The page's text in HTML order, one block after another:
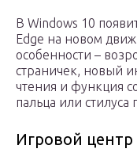
В Windows 10
Edge на новом
особенности –
страничек, новый
чтения и функция
пальца или
Игровой центр